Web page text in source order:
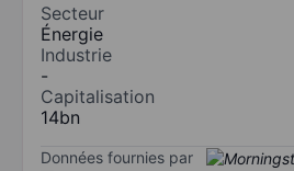
Secteur
Énergie
Industrie
-
Capitalisation
14bn
Données fournies par